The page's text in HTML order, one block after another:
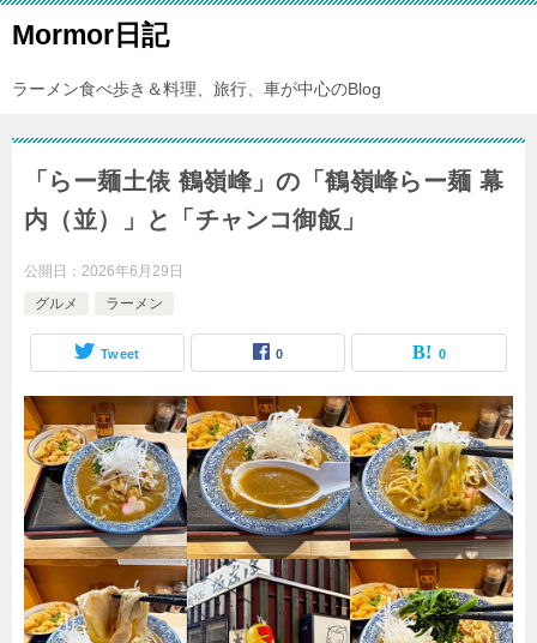
Mormor日記
ラーメン食べ歩き＆料理、旅行、車が中心のBlog
「らー麺土俵 鶴嶺峰」の「鶴嶺峰らー麺 幕
内（並）」と「チャンコ御飯」
公開日： 2026年6月29日
グルメ
ラーメン
Tweet 0 0